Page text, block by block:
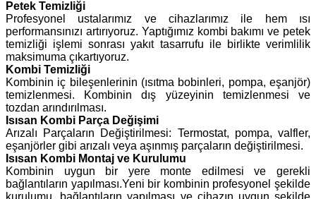
Petek Temizliği
Profesyonel ustalarımız ve cihazlarımız ile hem ısı
performansınızı artırıyoruz. Yaptığımız kombi bakımı ve petek
temizliği işlemi sonrası yakıt tasarrufu ile birlikte verimlilik
maksimuma çıkartıyoruz.
Kombi Temizliği
Kombinin iç bileşenlerinin (ısıtma bobinleri, pompa, eşanjör)
temizlenmesi. Kombinin dış yüzeyinin temizlenmesi ve
tozdan arındırılması.
Isısan Kombi Parça Değişimi
Arızalı Parçaların Değiştirilmesi: Termostat, pompa, valfler,
eşanjörler gibi arızalı veya aşınmış parçaların değiştirilmesi.
Isısan Kombi Montaj ve Kurulumu
Kombinin uygun bir yere monte edilmesi ve gerekli
bağlantıların yapılması.Yeni bir kombinin profesyonel şekilde